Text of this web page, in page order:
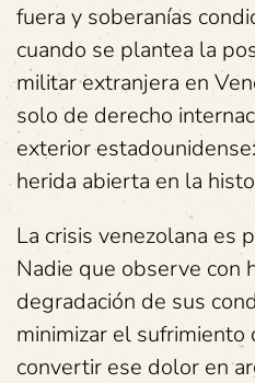
fuera y soberanías
cuando se plantea la
militar extranjera en
solo de derecho
exterior
herida abierta en la
La crisis venezolana es
Nadie que observe con
degradación de sus
minimizar el sufrimiento
convertir ese dolor en